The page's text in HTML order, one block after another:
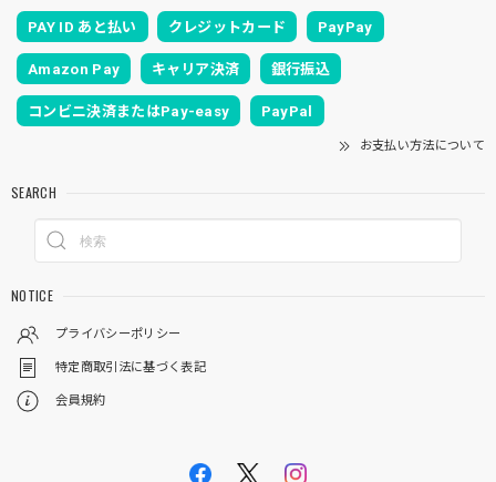
PAY ID あと払い クレジットカード PayPay
Amazon Pay キャリア決済 銀行振込
コンビニ決済またはPay-easy PayPal
お支払い方法について
SEARCH
NOTICE
プライバシーポリシー
特定商取引法に基づく表記
会員規約